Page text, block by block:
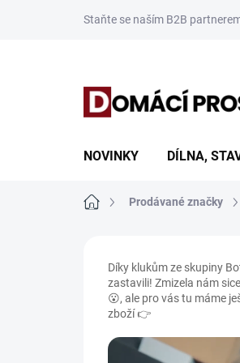
Staňte se naším B2B
NOVINKY DÍLNA,
Domů Prodávané značky
Díky klukům ze skupiny
zastavili! Zmizela nám
😮, ale pro vás tu máme
zboží 👉